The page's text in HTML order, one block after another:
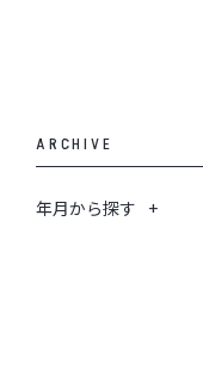
ARCHIVE
年月から探す